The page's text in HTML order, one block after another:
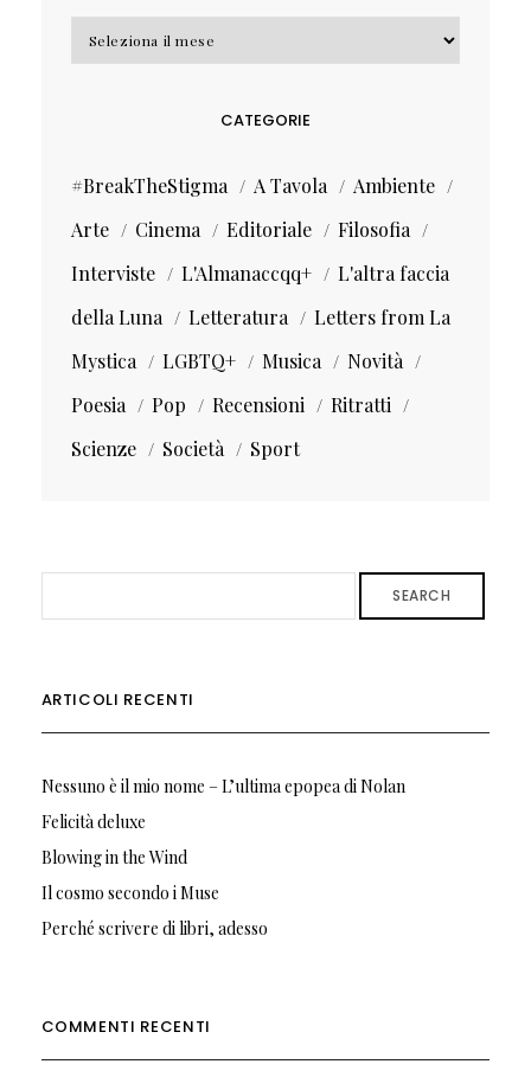
Archivi
CATEGORIE
#BreakTheStigma A Tavola
Ambiente
Arte
Cinema Editoriale
Filosofia
Interviste
L'Almanaccqq+
L'altra faccia
della Luna
Letteratura
Letters from La
Mystica
LGBTQ+ Musica
Novità
Poesia
Pop Recensioni
Ritratti
Scienze
Società Sport
SEARCH
ARTICOLI RECENTI
Nessuno è il mio nome – L’ultima epopea di Nolan
Felicità deluxe
Blowing in the Wind
Il cosmo secondo i Muse
Perché scrivere di libri, adesso
COMMENTI RECENTI